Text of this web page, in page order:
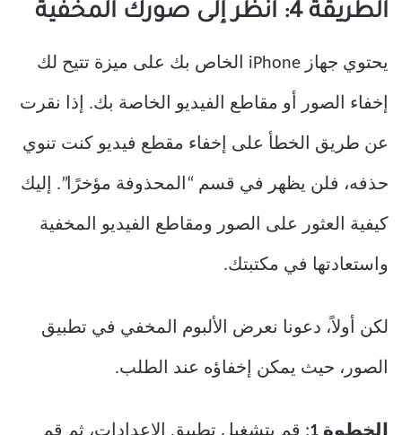
الطريقة 4: انظر إلى صورك المخفية
يحتوي جهاز iPhone الخاص بك على ميزة تتيح لك
إخفاء الصور أو مقاطع الفيديو الخاصة بك. إذا نقرت
عن طريق الخطأ على إخفاء مقطع فيديو كنت تنوي
حذفه، فلن يظهر في قسم “المحذوفة مؤخرًا”. إليك
كيفية العثور على الصور ومقاطع الفيديو المخفية
واستعادتها في مكتبتك.
لكن أولاً، دعونا نعرض الألبوم المخفي في تطبيق
الصور، حيث يمكن إخفاؤه عند الطلب.